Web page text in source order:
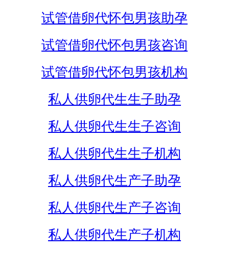
试管借卵代怀包男孩助孕
试管借卵代怀包男孩咨询
试管借卵代怀包男孩机构
私人供卵代生生子助孕
私人供卵代生生子咨询
私人供卵代生生子机构
私人供卵代生产子助孕
私人供卵代生产子咨询
私人供卵代生产子机构